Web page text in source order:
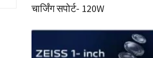
चार्जिंग सपोर्ट- 120W